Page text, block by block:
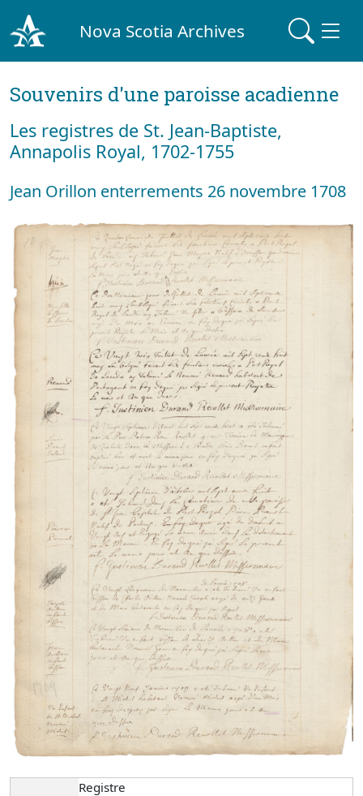
Nova Scotia Archives
Souvenirs d'une paroisse acadienne
Les registres de St. Jean-Baptiste,
Annapolis Royal, 1702-1755
Jean Orillon enterrements 26 novembre 1708
Registre